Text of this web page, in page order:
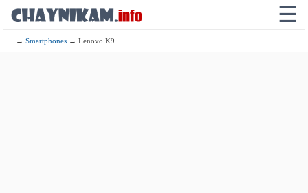
☰
→Smartphones → Lenovo K9